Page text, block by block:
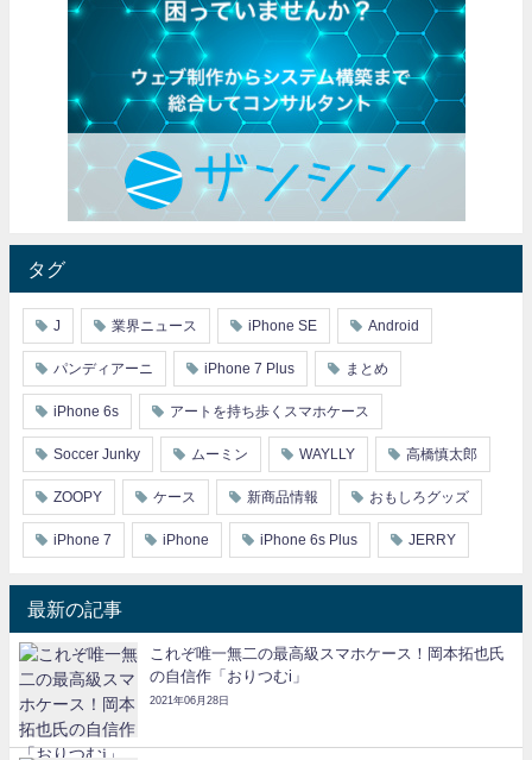
タグ
J 業界ニュース iPhone SE Android
パンディアーニ iPhone 7 Plus まとめ
iPhone 6s アートを持ち歩くスマホケース
Soccer Junky ムーミン WAYLLY 高橋慎太郎
ZOOPY ケース 新商品情報 おもしろグッズ
iPhone 7 iPhone iPhone 6s Plus JERRY
最新の記事
これぞ唯一無二の最高級スマホケース！岡本拓也氏
の自信作「おりつむi」
2021年06月28日